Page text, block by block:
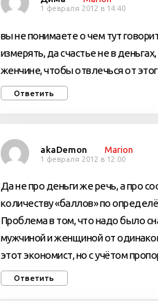
1 февраля 2012 в 14:40
вы не понимаете о чем тут
измерять, да счастье не в
женчине, чтобы отвлечься от
Ответить
akaDemon Marion
1 февраля 2012 в 12:00
Да не про деньги же речь, а про
количеству «баллов» по
Проблема в том, что надо было
мужчиной и женщиной от
этот экономист, но с учётом
Ответить